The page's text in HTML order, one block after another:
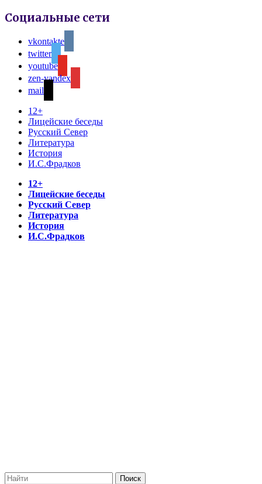
Социальные сети
vkontakte
twitter
youtube
zen-yandex
mail
12+
Лицейские беседы
Русский Север
Литература
История
И.С.Фрадков
12+
Лицейские беседы
Русский Север
Литература
История
И.С.Фрадков